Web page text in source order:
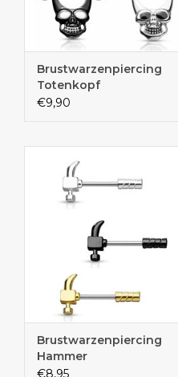
Brustwarzenpiercing
Totenkopf
€9,90
Brustwarzenpiercing
Hammer
€8,95